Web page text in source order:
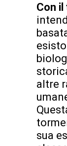
Con
altre
sua